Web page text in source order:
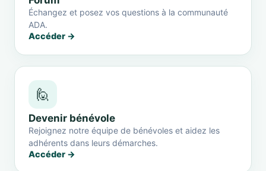
Échangez et posez vos questions à la communauté
ADA.
Accéder →
🙋
Devenir bénévole
Rejoignez notre équipe de bénévoles et aidez les
adhérents dans leurs démarches.
Accéder →